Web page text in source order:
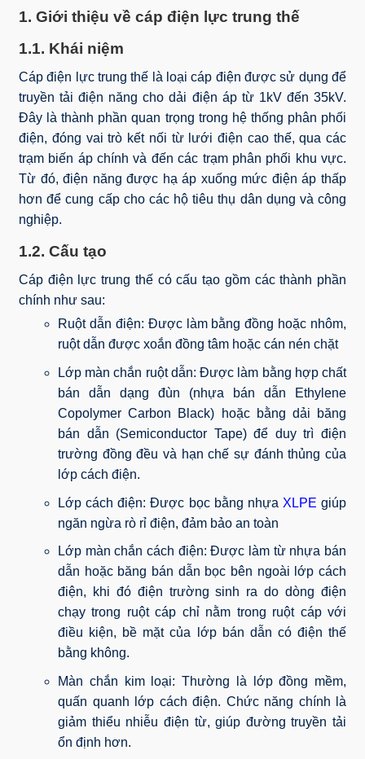
1. Giới thiệu về cáp điện lực trung thế
1.1. Khái niệm
Cáp điện lực trung thế là loại cáp điện được sử dụng để
truyền tải điện năng cho dải điện áp từ 1kV đến 35kV.
Đây là thành phần quan trọng trong hệ thống phân phối
điện, đóng vai trò kết nối từ lưới điện cao thế, qua các
trạm biến áp chính và đến các trạm phân phối khu vực.
Từ đó, điện năng được hạ áp xuống mức điện áp thấp
hơn để cung cấp cho các hộ tiêu thụ dân dụng và công
nghiệp.
1.2. Cấu tạo
Cáp điện lực trung thế có cấu tạo gồm các thành phần
chính như sau:
Ruột dẫn điện: Được làm bằng đồng hoặc nhôm,
ruột dẫn được xoắn đồng tâm hoặc cán nén chặt
Lớp màn chắn ruột dẫn: Được làm bằng hợp chất
bán dẫn dạng đùn (nhựa bán dẫn Ethylene
Copolymer Carbon Black) hoặc bằng dải băng
bán dẫn (Semiconductor Tape) để duy trì điện
trường đồng đều và hạn chế sự đánh thủng của
lớp cách điện.
Lớp cách điện: Được bọc bằng nhựa XLPE giúp
ngăn ngừa rò rỉ điện, đảm bảo an toàn
Lớp màn chắn cách điện: Được làm từ nhựa bán
dẫn hoặc băng bán dẫn bọc bên ngoài lớp cách
điện, khi đó điện trường sinh ra do dòng điện
chạy trong ruột cáp chỉ nằm trong ruột cáp với
điều kiện, bề mặt của lớp bán dẫn có điện thế
bằng không.
Màn chắn kim loại: Thường là lớp đồng mềm,
quấn quanh lớp cách điện. Chức năng chính là
giảm thiểu nhiễu điện từ, giúp đường truyền tải
ổn định hơn.